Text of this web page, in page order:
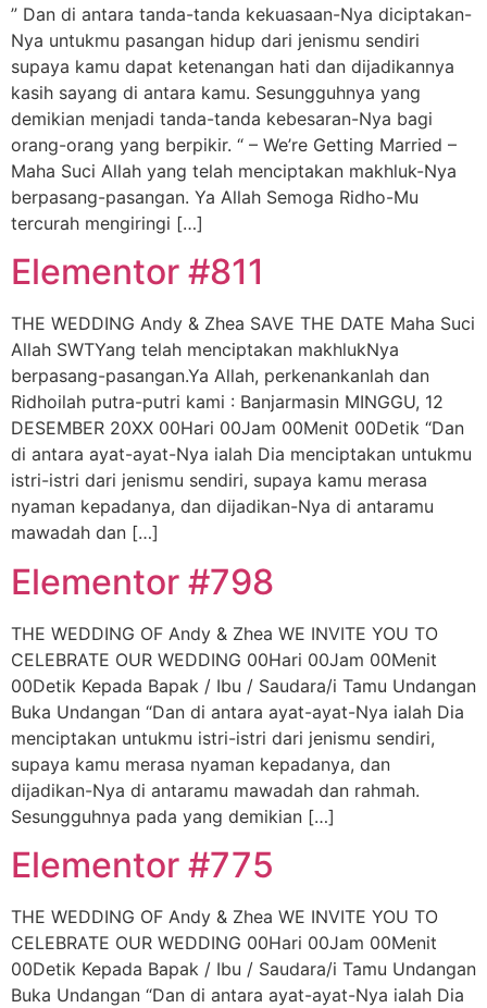
” Dan di antara tanda-tanda kekuasaan-Nya diciptakan-
Nya untukmu pasangan hidup dari jenismu sendiri
supaya kamu dapat ketenangan hati dan dijadikannya
kasih sayang di antara kamu. Sesungguhnya yang
demikian menjadi tanda-tanda kebesaran-Nya bagi
orang-orang yang berpikir. “ – We’re Getting Married –
Maha Suci Allah yang telah menciptakan makhluk-Nya
berpasang-pasangan. Ya Allah Semoga Ridho-Mu
tercurah mengiringi […]
Elementor #811
THE WEDDING Andy & Zhea SAVE THE DATE Maha Suci
Allah SWTYang telah menciptakan makhlukNya
berpasang-pasangan.Ya Allah, perkenankanlah dan
Ridhoilah putra-putri kami : Banjarmasin MINGGU, 12
DESEMBER 20XX 00Hari 00Jam 00Menit 00Detik “Dan
di antara ayat-ayat-Nya ialah Dia menciptakan untukmu
istri-istri dari jenismu sendiri, supaya kamu merasa
nyaman kepadanya, dan dijadikan-Nya di antaramu
mawadah dan […]
Elementor #798
THE WEDDING OF Andy & Zhea WE INVITE YOU TO
CELEBRATE OUR WEDDING 00Hari 00Jam 00Menit
00Detik Kepada Bapak / Ibu / Saudara/i Tamu Undangan
Buka Undangan “Dan di antara ayat-ayat-Nya ialah Dia
menciptakan untukmu istri-istri dari jenismu sendiri,
supaya kamu merasa nyaman kepadanya, dan
dijadikan-Nya di antaramu mawadah dan rahmah.
Sesungguhnya pada yang demikian […]
Elementor #775
THE WEDDING OF Andy & Zhea WE INVITE YOU TO
CELEBRATE OUR WEDDING 00Hari 00Jam 00Menit
00Detik Kepada Bapak / Ibu / Saudara/i Tamu Undangan
Buka Undangan “Dan di antara ayat-ayat-Nya ialah Dia